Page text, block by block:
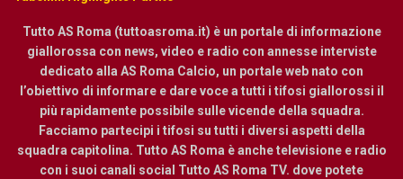
Tutto AS Roma (tuttoasroma.it) è un portale di informazione
giallorossa con news, video e radio con annesse interviste
dedicato alla AS Roma Calcio, un portale web nato con
l’obiettivo di informare e dare voce a tutti i tifosi giallorossi il
più rapidamente possibile sulle vicende della squadra.
Facciamo partecipi i tifosi su tutti i diversi aspetti della
squadra capitolina. Tutto AS Roma è anche televisione e radio
con i suoi canali social Tutto AS Roma TV. dove potete